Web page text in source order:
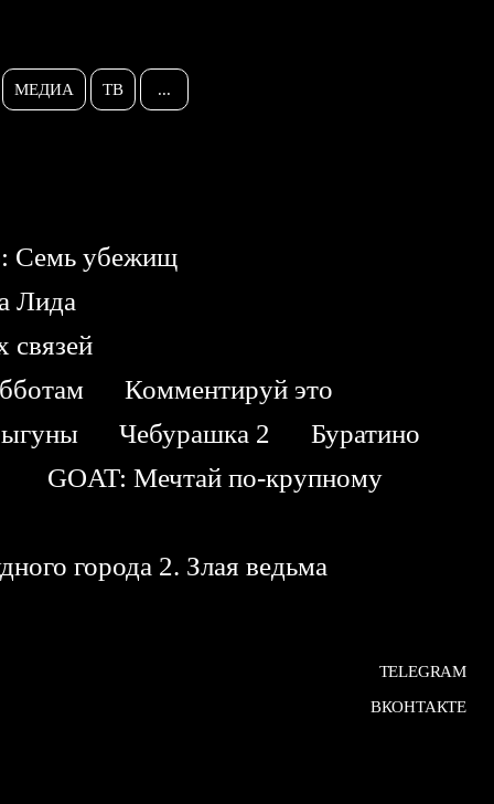
МЕДИА ТВ ...
Семь убежищ
Лида
связей
Комментируй это
Чебурашка 2
Буратино
GOAT: Мечтай по-крупному
города 2. Злая ведьма
TELEGRAM
ВКОНТАКТЕ